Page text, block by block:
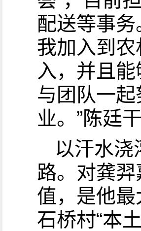
配送等事
我加入到
入，并且
与团队一
业。”陈廷
以汗水
路。对龚
值，是他
石桥村“本